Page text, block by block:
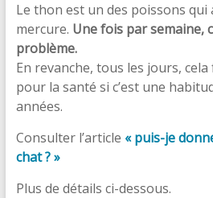
Le thon est un des poissons qui
mercure. Une fois par semaine,
problème.
En revanche, tous les jours,
pour la santé si c’est une
années.
Consulter l’article « puis-je
chat ? »
Plus de détails ci-dessous.